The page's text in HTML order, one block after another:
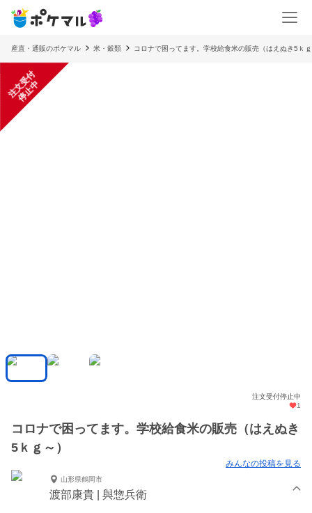
産直・通販のポケマル 米・穀類 コロナで困ってます。学校給食米の販売（はえぬき5ｋ
注
文
受
付
停
止
中
注文受付停止中
1
コロナで困ってます。学校給食米の販売（はえぬき
5ｋｇ～）
みんなの投稿を見る
山形県鶴岡市
渡部康貴 | 與惣兵衛